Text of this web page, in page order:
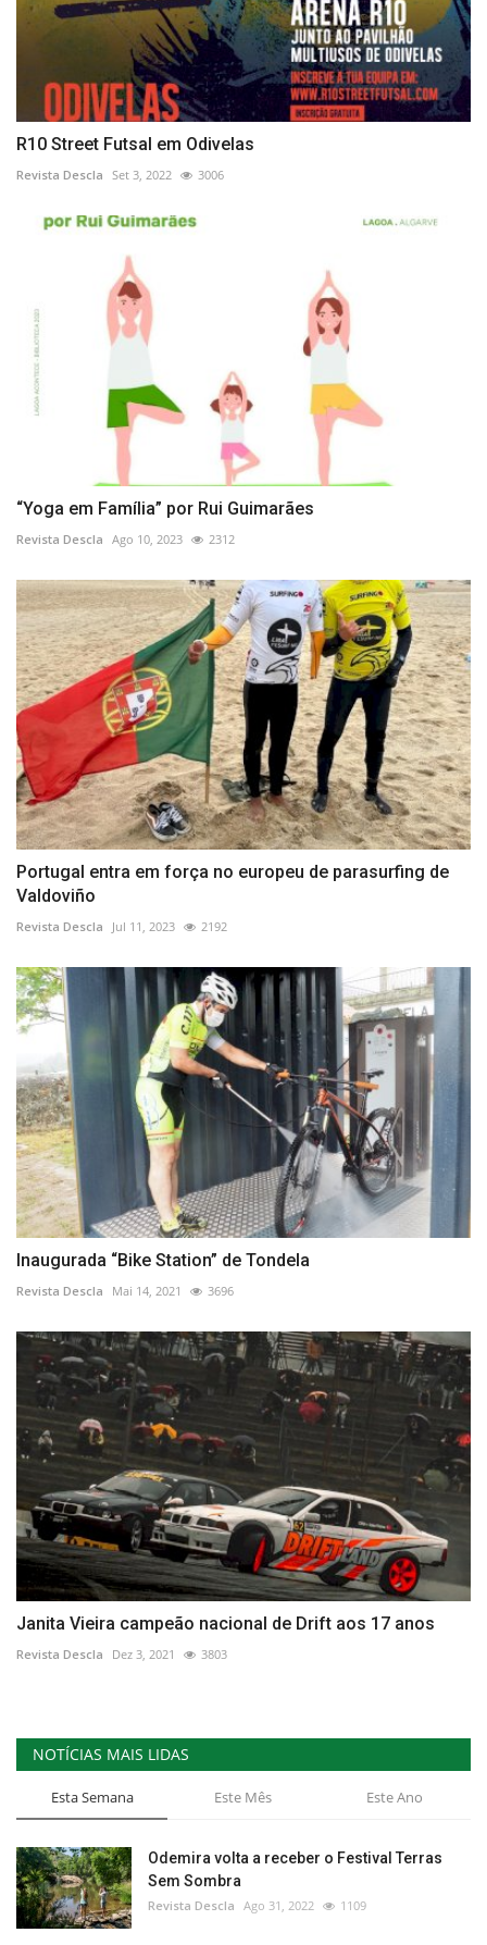
R10 Street Futsal em Odivelas
Revista Descla Set 3, 2022 3006
“Yoga em Família” por Rui Guimarães
Revista Descla Ago 10, 2023 2312
Portugal entra em força no europeu de parasurfing de
Valdoviño
Revista Descla Jul 11, 2023 2192
Inaugurada “Bike Station” de Tondela
Revista Descla Mai 14, 2021 3696
Janita Vieira campeão nacional de Drift aos 17 anos
Revista Descla Dez 3, 2021 3803
NOTÍCIAS MAIS LIDAS
Esta Semana Este Mês Este Ano
Odemira volta a receber o Festival Terras
Sem Sombra
Revista Descla Ago 31, 2022 1109